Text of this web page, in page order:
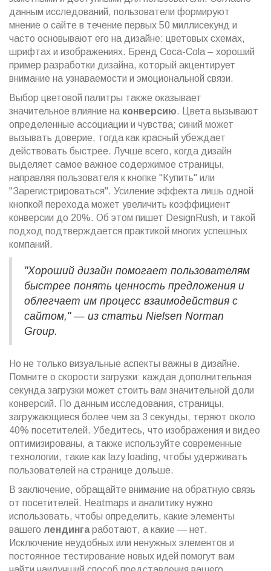
данным исследований, пользователи формируют
мнение о сайте в течение первых 50 миллисекунд и
часто основывают его на дизайне: цветовых схемах,
шрифтах и изображениях. Бренд Coca-Cola – хороший
пример разработки дизайна, который акцентирует
внимание на узнаваемости и эмоциональной связи.
Выбор цветовой палитры также оказывает
значительное влияние на конверсию. Цвета вызывают
определенные ассоциации и чувства; синий может
вызывать доверие, тогда как красный убеждает
действовать быстрее. Лучше всего, когда дизайн
выделяет самое важное содержимое страницы,
направляя пользователя к кнопке "Купить" или
"Зарегистрироваться". Усиление эффекта лишь одной
кнопкой перехода может увеличить коэффициент
конверсии до 20%. Об этом пишет DesignRush, и такой
подход подтверждается практикой многих успешных
компаний.
"Хороший дизайн помогает пользователям
быстрее понять ценность предложения и
облегчает им процесс взаимодействия с
сайтом," — из статьи Nielsen Norman
Group.
Но не только визуальные аспекты важны в дизайне.
Помните о скорости загрузки: каждая дополнительная
секунда загрузки может стоить вам значительной доли
конверсий. По данным исследования, страницы,
загружающиеся более чем за 3 секунды, теряют около
40% посетителей. Убедитесь, что изображения и видео
оптимизированы, а также используйте современные
технологии, такие как lazy loading, чтобы удерживать
пользователей на странице дольше.
В заключение, обращайте внимание на обратную связь
от посетителей. Heatmaps и аналитику нужно
использовать, чтобы определить, какие элементы
вашего лендингаработают, а какие — нет.
Исключение неудобных или ненужных элементов и
постоянное тестирование новых идей помогут вам